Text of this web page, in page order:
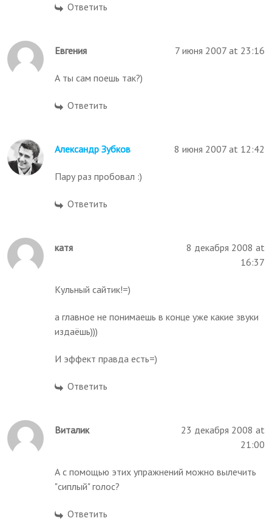
Ответить
Евгения 7 июня 2007 at 23:16
А ты сам поешь так?)
Ответить
Александр Зубков 8 июня 2007 at 12:42
Пару раз пробовал :)
Ответить
катя
8 декабря 2008 at
16:37
Кульный сайтик!=)
а главное не понимаешь в конце уже какие звуки
издаёшь)))
И эффект правда есть=)
Ответить
Виталик
23 декабря 2008 at
21:00
А с помощью этих упражнений можно вылечить
"сиплый" голос?
Ответить